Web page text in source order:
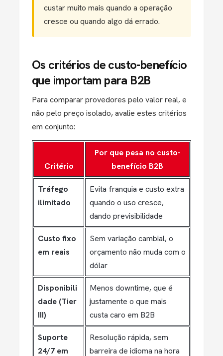
custar muito mais quando a operação
cresce ou quando algo dá errado.
Os critérios de custo-benefício
que importam para B2B
Para comparar provedores pelo valor real, e
não pelo preço isolado, avalie estes critérios
em conjunto:
Critério
Por que pesa no custo-
benefício B2B
Tráfego
ilimitado
Evita franquia e custo extra
quando o uso cresce,
dando previsibilidade
Custo fixo
em reais
Sem variação cambial, o
orçamento não muda com o
dólar
Disponibili
dade (Tier
III)
Menos downtime, que é
justamente o que mais
custa caro em B2B
Suporte
24/7 em
Resolução rápida, sem
barreira de idioma na hora